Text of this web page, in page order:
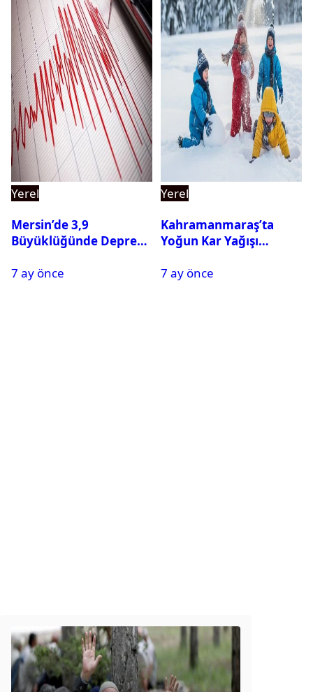
Yerel
Mersin’de 3,9
Büyüklüğünde Deprem
7 ay önce
Yerel
Kahramanmaraş’ta
Yoğun Kar Yağışı
Tatil
7 ay önce